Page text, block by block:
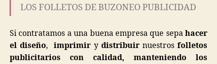
LOS FOLLETOS DE BUZONEO PUBLICIDAD
Si contratamos a una buena empresa que sepa hacer
el diseño,imprimir y distribuirnuestrosfolletos
publicitarios con calidad, manteniendo los